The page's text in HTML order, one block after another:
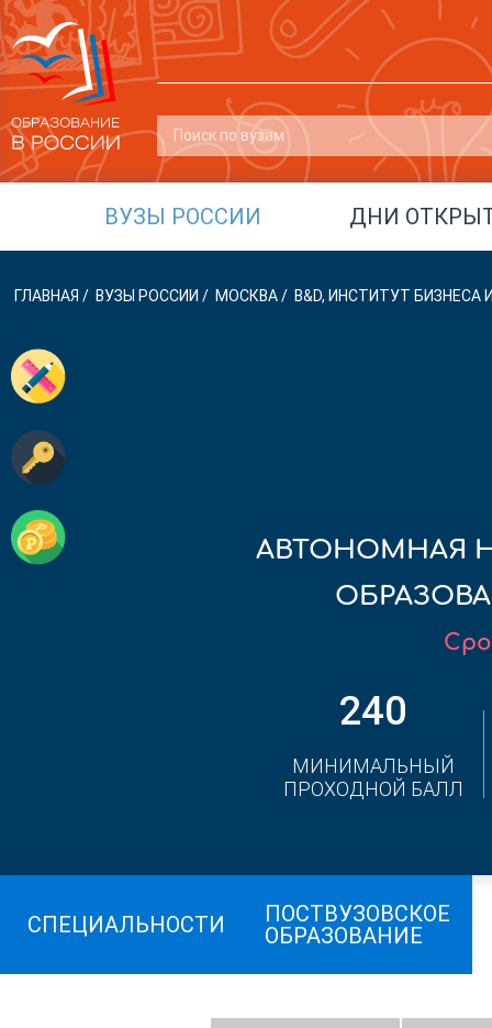
ВУЗЫ РОССИИ ДНИ
ГЛАВНАЯ / ВУЗЫ РОССИИ / МОСКВА/ B&D, ИНСТИТУТ БИЗНЕСА
АВТОНОМНАЯ
240
МИНИМАЛЬНЫЙ
ПРОХОДНОЙ БАЛЛ
СПЕЦИАЛЬНОСТИ
ПОСТВУЗОВСКОЕ
ОБРАЗОВАНИЕ